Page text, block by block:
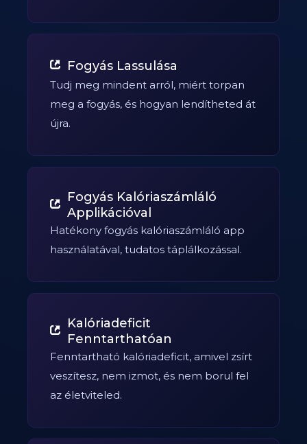
Fogyás Lassulása
Tudj meg mindent arról, miért torpan
meg a fogyás, és hogyan lendítheted át
újra.
Fogyás Kalóriaszámláló
Applikációval
Hatékony fogyás kalóriaszámláló app
használatával, tudatos táplálkozással.
Kalóriadeficit
Fenntarthatóan
Fenntartható kalóriadeficit, amivel zsírt
veszítesz, nem izmot, és nem borul fel
az életviteled.